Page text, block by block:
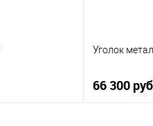
Уголок
66 300